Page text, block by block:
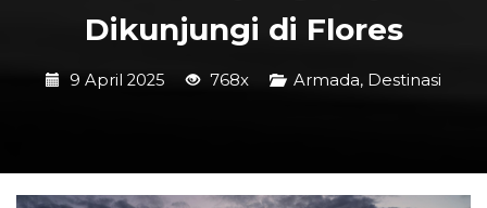
Dikunjungi di Flores
9 April 2025 768x Armada, Destinasi